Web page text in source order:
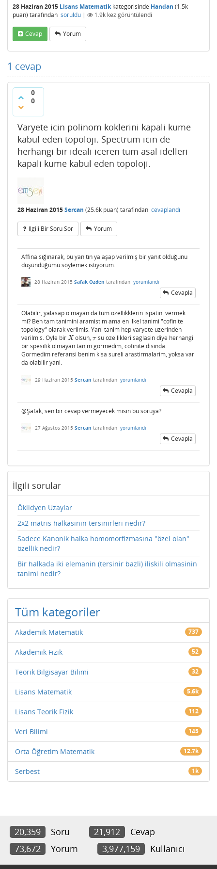
28 Haziran 2015 Lisans Matematikkategorisinde Handan (1.5k
puan) tarafından soruldu | 1.9k kez görüntülendi
Cevap Yorum
1 cevap
0
0
Varyete icin polinom koklerini kapali kume
kabul eden topoloji. Spectrum icin de
herhangi bir ideali iceren tum asal idelleri
kapali kume kabul eden topoloji.
28 Haziran 2015Sercan (25.6k puan) tarafından cevaplandı
Ilgili Bir Soru Sor Yorum
Affına sığınarak, bu yanıtın yalaşap verilmiş bir yanıt olduğunu
düşündüğümü söylemek istiyorum.
28 Haziran 2015 Safak Ozden tarafından yorumlandı
Cevapla
Olabilir, yalasap olmayan da tum ozellikklerin ispatini vermek
mi? Ben tam tanimini aramistim ama en ilkel tanimi "cofinite
topology" olarak verilmis. Yani tanim hep varyete uzerinden
verilmis. Oyle bir X
X olsun,τ
τ su ozellikleri saglasin diye herhangi
bir spesifik olmayan tanim gormedim, cofinite disinda.
Gormedim referansi benim kisa sureli arastirmalarim, yoksa var
da olabilir yani.
29 Haziran 2015 Sercan tarafından yorumlandı
Cevapla
@Şafak, sen bir cevap vermeyecek misin bu soruya?
27 Ağustos 2015 Sercan tarafından yorumlandı
Cevapla
İlgili sorular
Öklidyen Uzaylar
2x2 matris halkasının tersinirleri nedir?
Sadece Kanonik halka homomorfizmasına "özel olan"
özellik nedir?
Bir halkada iki elemanin (tersinir bazli) iliskili olmasinin
tanimi nedir?
Tüm kategoriler
Akademik Matematik 737
Akademik Fizik 52
Teorik Bilgisayar Bilimi 32
Lisans Matematik 5.6k
Lisans Teorik Fizik 112
Veri Bilimi 145
Orta Öğretim Matematik 12.7k
Serbest 1k
20,359 Soru 21,912
Cevap
73,672
Yorum 3,977,159 Kullanıcı